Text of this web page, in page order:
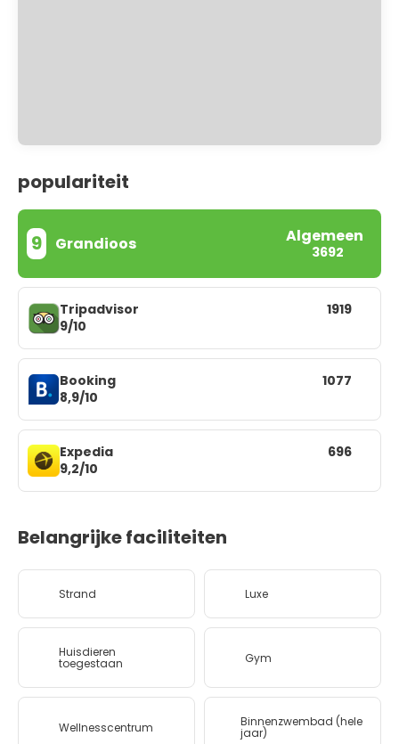
populariteit
9 Grandioos Algemeen
3692
Tripadvisor
9/10
1919
Booking
8,9/10
1077
Expedia
9,2/10
696
Belangrijke faciliteiten
Strand Luxe
Huisdieren
toegestaan Gym
Wellnesscentrum Binnenzwembad (hele
jaar)